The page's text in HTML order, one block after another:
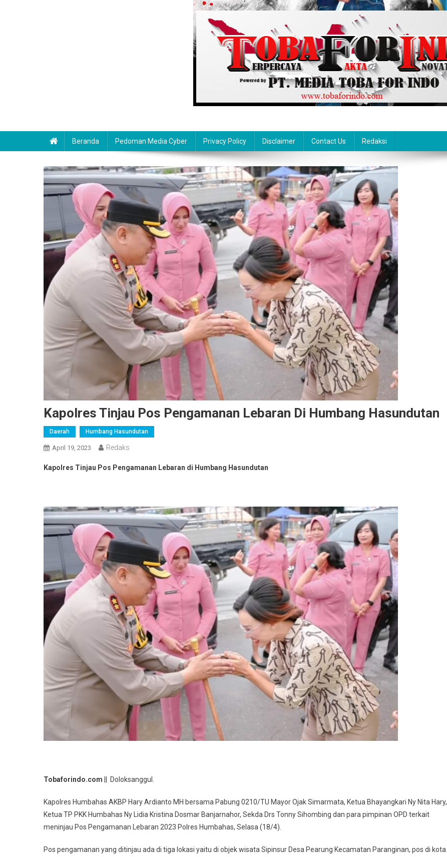
Beranda Pedoman Media Cyber Privacy Policy Disclaimer Contact Us Redaksi
Kapolres Tinjau Pos Pengamanan Lebaran Di Humbang Hasundutan
Daerah Humbang Hasundutan
April 19, 2023 Redaks
Kapolres Tinjau Pos Pengamanan Lebaran di Humbang Hasundutan
Tobaforindo.com || Doloksanggul.
Kapolres Humbahas AKBP Hary Ardianto MH bersama Pabung 0210/TU Mayor Ojak Simarmata, Ketua Bhayangkari Ny Nita Hary,
Ketua TP PKK Humbahas Ny Lidia Kristina Dosmar Banjarnahor, Sekda Drs Tonny Sihombing dan para pimpinan OPD terkait
meninjau Pos Pengamanan Lebaran 2023 Polres Humbahas, Selasa (18/4).
Pos pengamanan yang ditinjau ada di tiga lokasi yaitu di objek wisata Sipinsur Desa Pearung Kecamatan Paranginan, pos di kota